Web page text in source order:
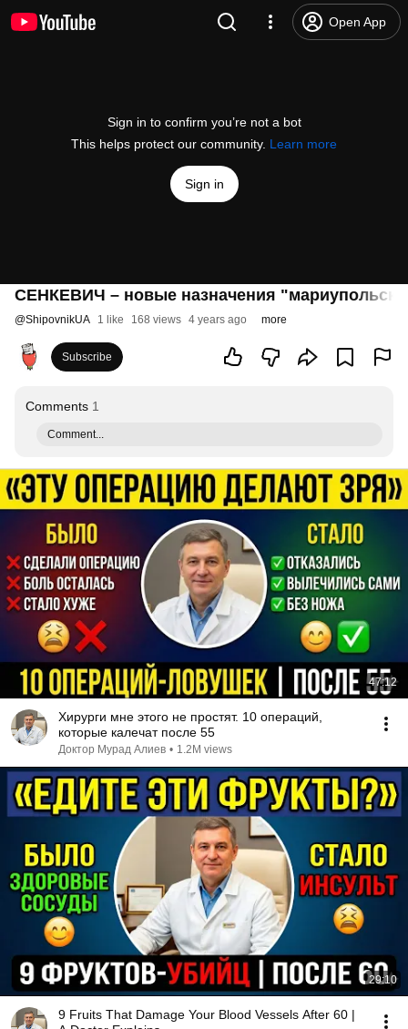
Open App
Sign in to confirm you’re not a bot
This helps protect our community. Learn more
Sign in
СЕНКЕВИЧ – новые назначения
@ShipovnikUA 1 like 168 views 4 years ago more
Subscribe
Comments 1
Comment...
47:12
Хирурги мне этого не простят. 10 операций,
которые калечат после 55
Доктор Мурад Алиев • 1.2M views
29:10
9 Fruits That Damage Your Blood Vessels After 60 |